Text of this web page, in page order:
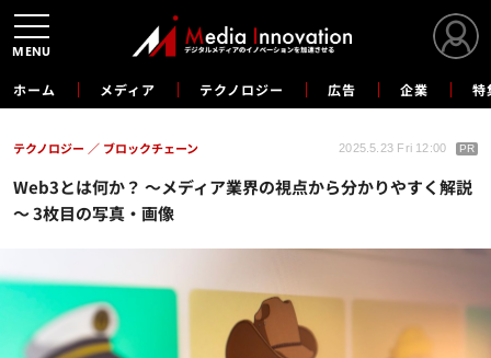
ホーム メディア テクノロジー 広告 企業 特
Web3とは何か？ ～メディア業界の視点から分かりやすく解説
～ 3枚目の写真・画像
テクノロジー ブロックチェーン 2025.5.23 Fri 12:00 PR
MENU